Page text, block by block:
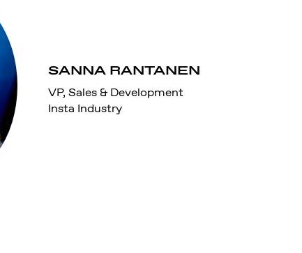
SANNA RANTANEN
VP, Sales & Development
Insta Industry